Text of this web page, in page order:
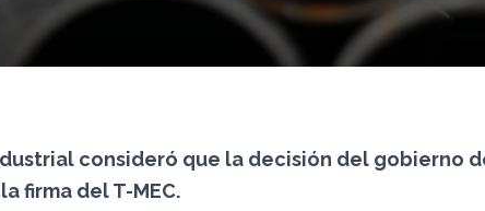
consideró que la decisión del gobierno
firma del T-MEC.